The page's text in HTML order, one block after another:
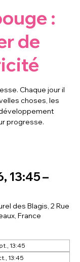
:
de
Chaque jour il
choses, les
progresse.
13:45 –
des Blagis, 2 Rue
France
13:45
13:45